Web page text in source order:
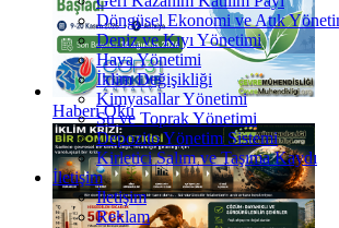
Haberi Oku
Döngüsel Ekonomi ve Atık
Deniz ve Kıyı Yönetimi
Hava Yönetimi
İklim Değişikliği
Kimyasallar Yönetimi
Su ve Toprak Yönetimi
Depozito Yönetim Sistemi
Kirletici Salım ve Taşıma Kaydı
İletişim
İletişim
Reklam